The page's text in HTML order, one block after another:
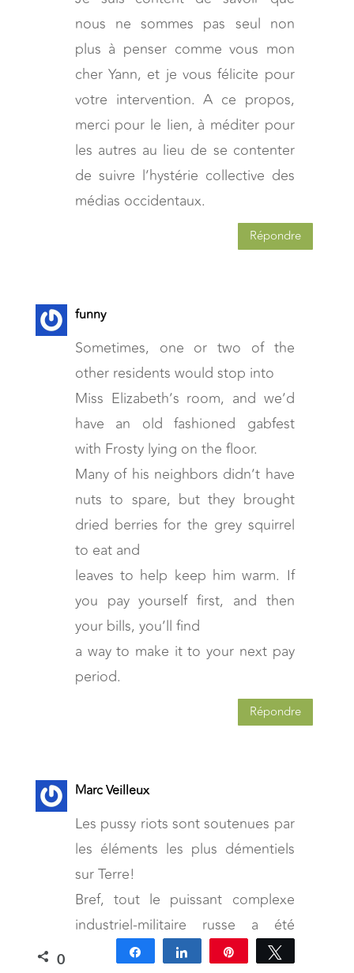
nous ne sommes pas seul non
plus à penser comme vous mon
cher Yann, et je vous félicite pour
votre intervention. A ce propos,
merci pour le lien, à méditer pour
les autres au lieu de se contenter
de suivre l’hystérie collective des
médias occidentaux.
Répondre
funny
Sometimes, one or two of the
other residents would stop into
Miss Elizabeth’s room, and we’d
have an old fashioned gabfest
with Frosty lying on the floor.
Many of his neighbors didn’t have
nuts to spare, but they brought
dried berries for the grey squirrel
to eat and
leaves to help keep him warm. If
you pay yourself first, and then
your bills, you’ll find
a way to make it to your next pay
period.
Répondre
Marc Veilleux
Les pussy riots sont soutenues par
les éléments les plus démentiels
sur Terre!
Bref, tout le puissant complexe
industriel-militaire russe a été
construit par les grandes
0
Partagez Partagez Épingle